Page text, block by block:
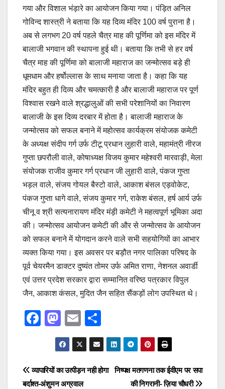
गया और विशाल भंड़ारे का आयोजन किया गया। पंड़ित अनिल
गोविन्द शास्त्री ने बताया कि यह दिव्य मंदिर 100 वर्ष पुराना है।
अब से लगभग 20 वर्ष पहले चैत्र माह की पूर्णिमा को इस मंदिर में
बालाजी भगवान की स्थापना हुई थी। बताया कि तभी से हर वर्ष
चैत्र माह की पूर्णिमा को बालाजी महाराज का जन्मोत्सव बड़े ही
धूमधाम और हर्षोल्लास के साथ मनाया जाता है। कहा कि यह
मंदिर बहुत ही दिव्य और चमत्कारी है और बालाजी महाराज पर पूर्ण
विश्वास रखने वाले श्रद्धालुओं की सभी परेशानियों का निवारण
बालाजी के इस दिव्य दरबार में होता है। बालाजी महाराज के
जन्मोत्सव को सफल बनाने में महोत्सव कार्यक्रम संयोजक कमेटी
के अध्यक्ष संदीप गर्ग उर्फ टीटू प्रधान लुहारी वाले, महामंत्री नीरज
गुप्ता छपरौली वाले, कोषाध्यक्ष विजय कुमार महेश्वरी मारवाड़ी, मेला
संयोजक राजीव कुमार गर्ग प्रधान जी लुहारी वाले, पंकज गुप्ता
भड़ल वाले, संजय गोयल बैस्टो वाले, आकाश बंसल एड़वोकेट,
पंकज गुप्ता धागे वाले, संजय कुमार गर्ग, राकेश बंसल, हर्ष आर्य उर्फ
चीनू व श्री सत्यनारायण मंदिर मंड़ी कमेटी ने महत्वपूर्ण भूमिका अदा
की। जन्मोत्सव आयोजन कमेटी की और से जन्मोत्सव के आयोजन
को सफल बनाने में योगदान करने वाले सभी सहयोगियों का आभार
व्यक्त किया गया। इस अवसर पर बड़ौत नगर पालिका परिषद के
पूर्व चेयरमैन डाक्टर दुष्यंत तोमर उर्फ अमित राणा, नेशनल अवार्डी
एवं उत्तर प्रदेश सरकार द्वारा सम्मानित वरिष्ठ पत्रकार विपुल
जैन, आकाश कंसल, मुदित जैन सहित सैंकड़ों लोग उपस्थित थे।
F
e
b
M
a
st
o
d
E
m
ail
h
ar
e
Post
निष्पक्ष मतगणना तक ईवीएम पर सपा
की निगरानी- ज़िया चौधरी
व्यापारियों का उत्पीड़न नही होगा
बर्दाश्त-अंशुमन अग्रवाल